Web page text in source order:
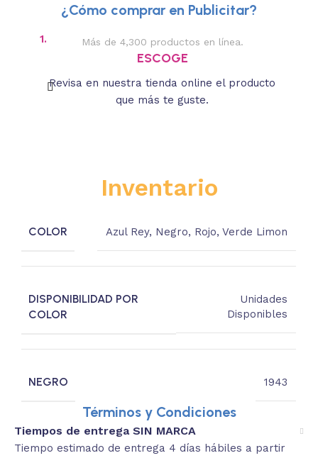
¿Cómo comprar en Publicitar?
1. Más de 4,300 productos en línea.
ESCOGE
Revisa en nuestra tienda online el producto
que más te guste.
Inventario
COLOR Azul Rey, Negro, Rojo,Verde Limon
DISPONIBILIDAD POR
COLOR
Unidades
Disponibles
NEGRO 1943
Términos y Condiciones
Tiempos de entrega SIN MARCA
Tiempo estimado de entrega 4 días hábiles a partir